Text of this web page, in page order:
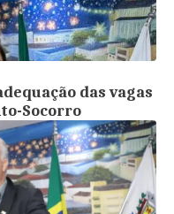
das vagas
Socorro